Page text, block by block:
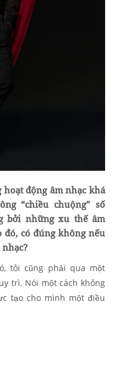
hoạt động âm nhạc khá
“chiều chuộng” số
bởi những xu thế âm
có đúng không nếu
tôi cũng phải qua một
trì. Nói một cách không
tạo cho mình một điều